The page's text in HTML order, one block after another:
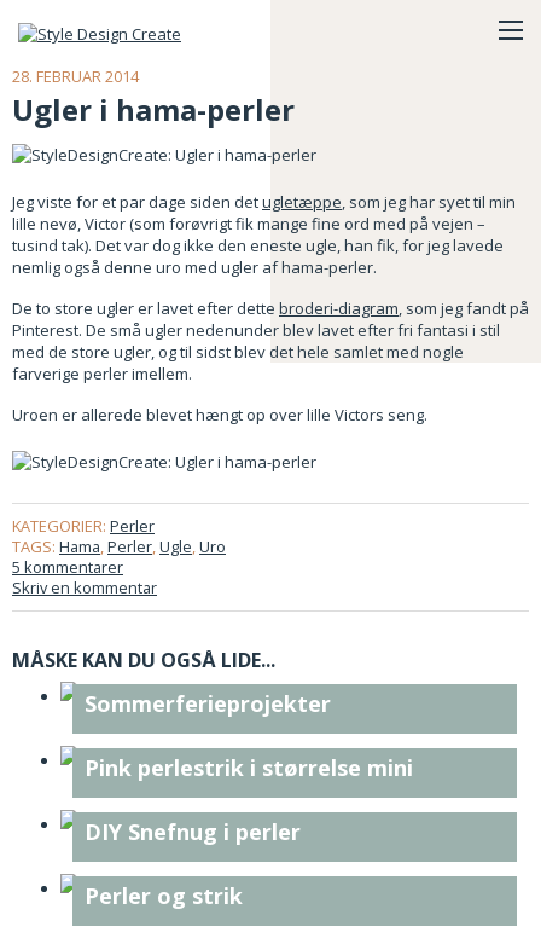
28. FEBRUAR 2014
Ugler i hama-perler
Jeg viste for et par dage siden detugletæppe, som jeg har syet til min
lille nevø, Victor (som forøvrigt fik mange fine ord med på vejen –
tusind tak). Det var dog ikke den eneste ugle, han fik, for jeg lavede
nemlig også denne uro med ugler af hama-perler.
De to store ugler er lavet efter dette broderi-diagram, som jeg fandt på
Pinterest. De små ugler nedenunder blev lavet efter fri fantasi i stil
med de store ugler, og til sidst blev det hele samlet med nogle
farverige perler imellem.
Uroen er allerede blevet hængt op over lille Victors seng.
KATEGORIER: Perler
TAGS: Hama,Perler,Ugle,Uro
5 kommentarer
Skriv en kommentar
MÅSKE KAN DU OGSÅ LIDE...
Sommerferieprojekter
Pink perlestrik i størrelse mini
DIY Snefnug i perler
Perler og strik